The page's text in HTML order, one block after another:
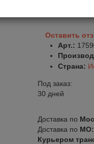
Оставить
Арт.:
Страна:
Под заказ:
30 дней
Доставка по
Доставка по МО:
Курьером